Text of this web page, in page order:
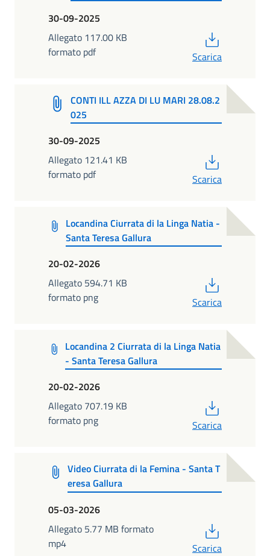
30-09-2025
Allegato 117.00 KB
formato pdf
Scarica
CONTI ILL AZZA DI LU MARI 28.08.2
025
30-09-2025
Allegato 121.41 KB
formato pdf
Scarica
Locandina Ciurrata di la Linga Natia -
Santa Teresa Gallura
20-02-2026
Allegato 594.71 KB
formato png
Scarica
Locandina 2 Ciurrata di la Linga Natia
- Santa Teresa Gallura
20-02-2026
Allegato 707.19 KB
formato png
Scarica
Video Ciurrata di la Femina - Santa T
eresa Gallura
05-03-2026
Allegato 5.77 MB formato
mp4
Scarica